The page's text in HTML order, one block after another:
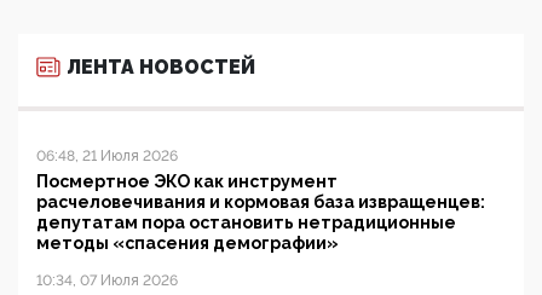
ЛЕНТА НОВОСТЕЙ
06:48, 21 Июля 2026
Посмертное ЭКО как инструмент
расчеловечивания и кормовая база извращенцев:
депутатам пора остановить нетрадиционные
методы «спасения демографии»
10:34, 07 Июля 2026